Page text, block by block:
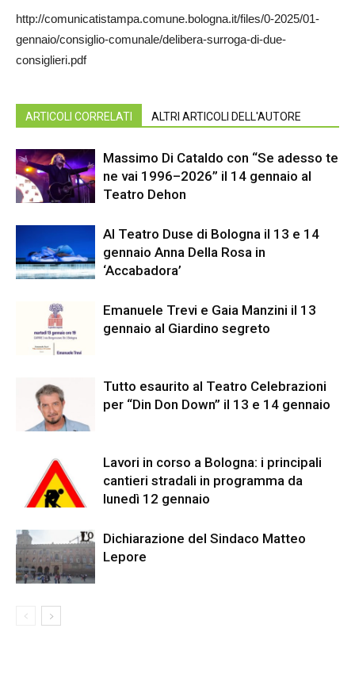
http://comunicatistampa.comune.bologna.it/files/0-2025/01-
gennaio/consiglio-comunale/delibera-surroga-di-due-
consiglieri.pdf
ARTICOLI CORRELATI ALTRI ARTICOLI DELL'AUTORE
Massimo Di Cataldo con “Se adesso te
ne vai 1996–2026” il 14 gennaio al
Teatro Dehon
Al Teatro Duse di Bologna il 13 e 14
gennaio Anna Della Rosa in
‘Accabadora’
Emanuele Trevi e Gaia Manzini il 13
gennaio al Giardino segreto
Tutto esaurito al Teatro Celebrazioni
per “Din Don Down” il 13 e 14 gennaio
Lavori in corso a Bologna: i principali
cantieri stradali in programma da
lunedì 12 gennaio
Dichiarazione del Sindaco Matteo
Lepore